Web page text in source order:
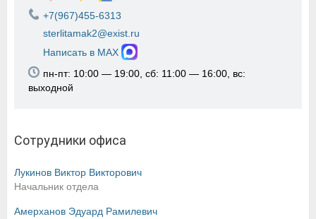
+7(967)455-6313
sterlitamak2@exist.ru
Написать в MAX
пн-пт: 10:00 — 19:00, сб: 11:00 — 16:00, вс:
выходной
Сотрудники офиса
Лукинов Виктор Викторович
Начальник отдела
Амерханов Эдуард Рамилевич